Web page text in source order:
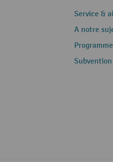
Service &
A notre
Subvention